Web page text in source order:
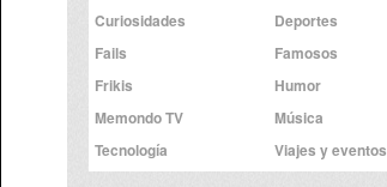
Curiosidades
Deportes
Fails
Famosos
Frikis
Humor
Memondo TV
Música
Tecnología
Viajes y eventos